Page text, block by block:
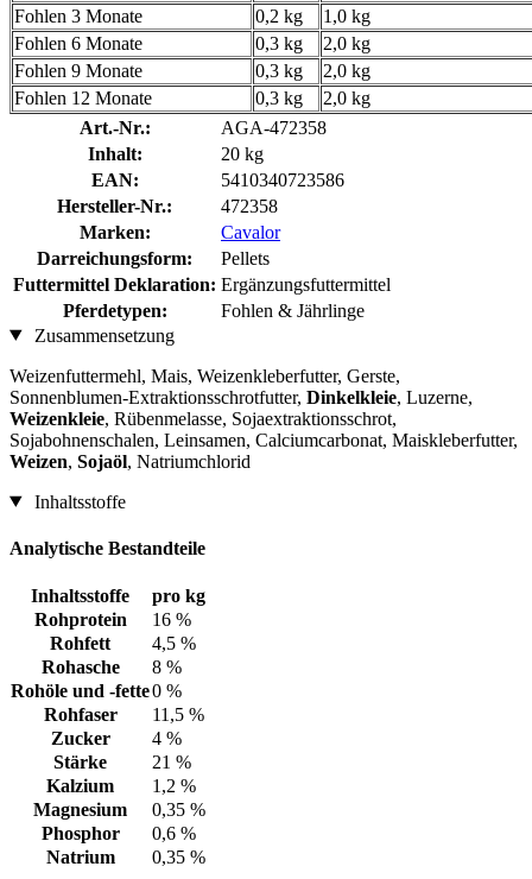
Fohlen 3 Monate
0,2 kg
1,0 kg
Fohlen 6 Monate
0,3 kg
2,0 kg
Fohlen 9 Monate
0,3 kg
2,0 kg
Fohlen 12 Monate
0,3 kg
2,0 kg
Art.-Nr.:
AGA-472358
Inhalt:
20 kg
EAN:
5410340723586
Hersteller-Nr.:
472358
Marken:
Cavalor
Darreichungsform:
Pellets
Futtermittel Deklaration: Ergänzungsfuttermittel
Pferdetypen:
Fohlen & Jährlinge
Zusammensetzung
Weizenfuttermehl, Mais, Weizenkleberfutter, Gerste,
Sonnenblumen-Extraktionsschrotfutter, Dinkelkleie, Luzerne,
Weizenkleie, Rübenmelasse, Sojaextraktionsschrot,
Sojabohnenschalen, Leinsamen, Calciumcarbonat, Maiskleberfutter,
Weizen, Sojaöl, Natriumchlorid
Inhaltsstoffe
Analytische Bestandteile
Inhaltsstoffe
pro kg
Rohprotein
16 %
Rohfett
4,5 %
Rohasche
8 %
Rohöle und -fette0 %
Rohfaser
11,5 %
Zucker
4 %
Stärke
21 %
Kalzium
1,2 %
Magnesium
0,35 %
Phosphor
0,6 %
Natrium
0,35 %